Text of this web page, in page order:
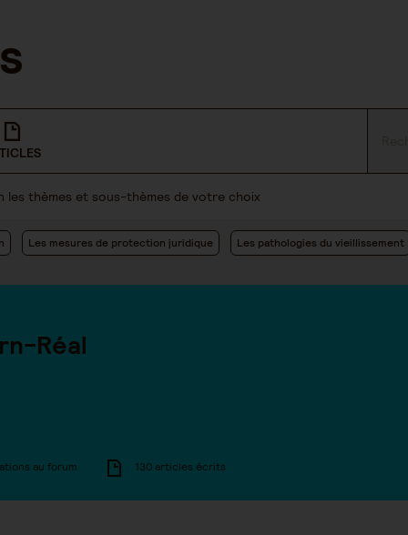
thèmes et sous-thèmes de votre choix
Les mesures de protection juridique Les pathologies du vieillissement
Réal
au forum 130 articles écrits